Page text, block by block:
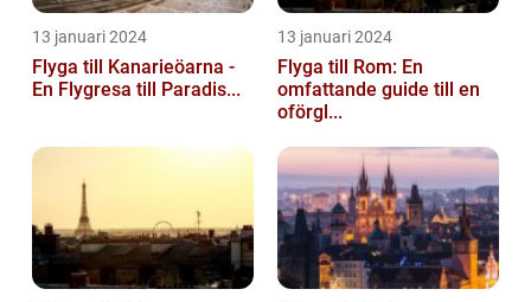
13 januari 2024
Flyga till Kanarieöarna -
En Flygresa till Paradis...
13 januari 2024
Flyga till Rom: En
omfattande guide till en
oförgl...